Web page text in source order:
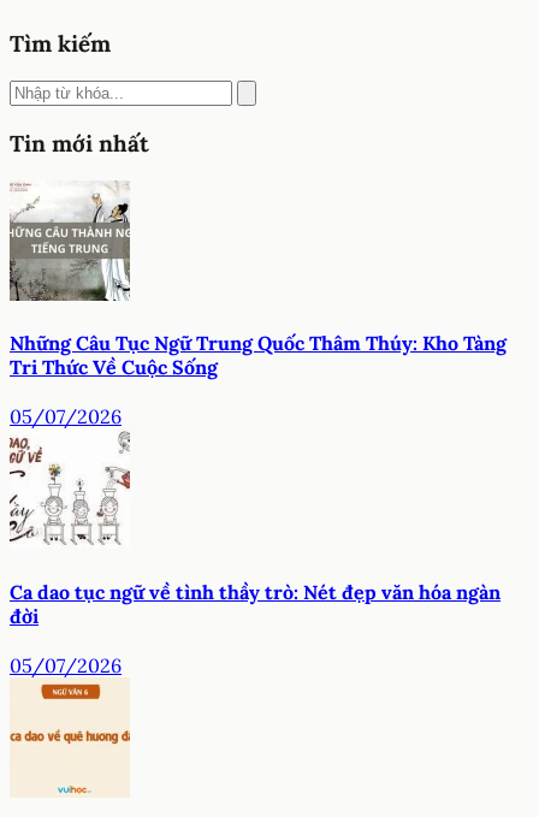
Tìm kiếm
Tin mới nhất
Những Câu Tục Ngữ Trung Quốc Thâm Thúy: Kho Tàng
Tri Thức Về Cuộc Sống
05/07/2026
Ca dao tục ngữ về tình thầy trò: Nét đẹp văn hóa ngàn
đời
05/07/2026